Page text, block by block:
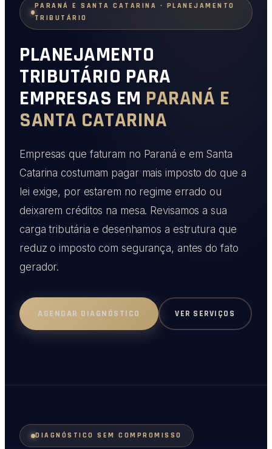
PARANÁ E SANTA CATARINA · PLANEJAMENTO
TRIBUTÁRIO
PLANEJAMENTO
TRIBUTÁRIO PARA
EMPRESAS EM PARANÁ E
SANTA CATARINA
Empresas que faturam no Paraná e em Santa
Catarina costumam pagar mais imposto do que a
lei exige, por estarem no regime errado ou
deixarem créditos na mesa. Revisamos a sua
carga tributária e desenhamos a estrutura que
reduz o imposto com segurança, antes do fato
gerador.
AGENDAR DIAGNÓSTICO VER SERVIÇOS
DIAGNÓSTICO SEM COMPROMISSO